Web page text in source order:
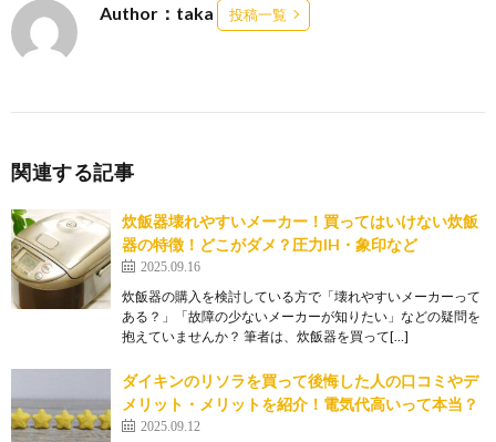
Author：taka 投稿一覧
関連する記事
炊飯器壊れやすいメーカー！買ってはいけない炊飯
器の特徴！どこがダメ？圧力IH・象印など
2025.09.16
炊飯器の購入を検討している方で「壊れやすいメーカーって
ある？」「故障の少ないメーカーが知りたい」などの疑問を
抱えていませんか？ 筆者は、炊飯器を買って[…]
ダイキンのリソラを買って後悔した人の口コミやデ
メリット・メリットを紹介！電気代高いって本当？
2025.09.12